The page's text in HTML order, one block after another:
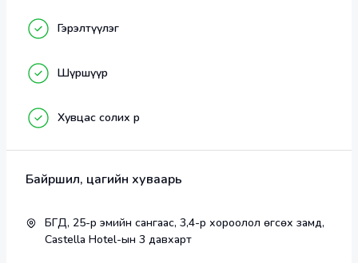
Гэрэлтүүлэг
Шүршүүр
Хувцас солих өрөө
Байршил, цагийн хуваарь
БГД, 25-р эмийн сангаас, 3,4-р хороолол өгсөх замд,
Castella Hotel-ын 3 давхарт